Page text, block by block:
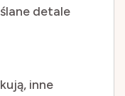
detale
inne